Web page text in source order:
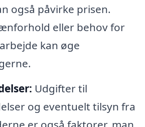
også påvirke prisen.
eller behov for
kan øge
Udgifter til
og eventuelt tilsyn fra